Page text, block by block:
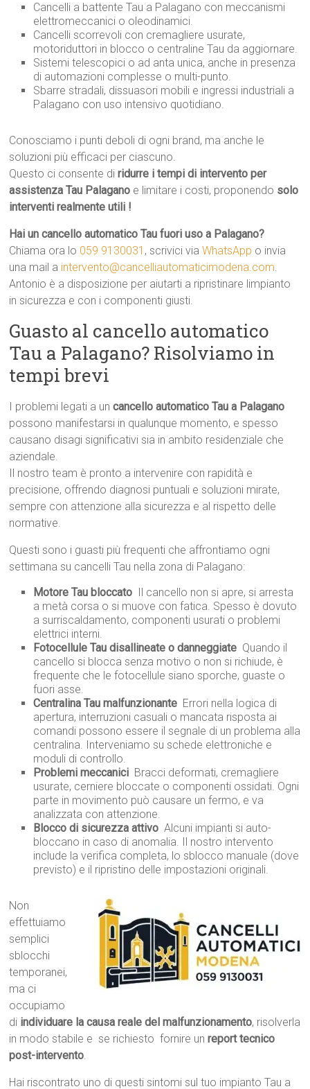
Cancelli a battente Tau a Palagano con meccanismi
elettromeccanici o oleodinamici.
Cancelli scorrevoli con cremagliere usurate,
motoriduttori in blocco o centraline Tau da aggiornare.
Sistemi telescopici o ad anta unica, anche in presenza
di automazioni complesse o multi-punto.
Sbarre stradali, dissuasori mobili e ingressi industriali a
Palagano con uso intensivo quotidiano.
Conosciamo i punti deboli di ogni brand, ma anche le
soluzioni più efficaci per ciascuno.
Questo ci consente diridurre i tempi di intervento per
assistenza Tau Palagano e limitare i costi, proponendo solo
interventi realmente utili !
Hai un cancello automatico Tau fuori uso a Palagano?
Chiama ora lo 059 9130031 , scrivici viaWhatsApp o invia
una mail a intervento@cancelliautomaticimodena.com.
Antonio è a disposizione per aiutarti a ripristinare limpianto
in sicurezza e con i componenti giusti.
Guasto al cancello automatico
Tau a Palagano? Risolviamo in
tempi brevi
I problemi legati a uncancello automatico Tau a Palagano
possono manifestarsi in qualunque momento, e spesso
causano disagi significativi sia in ambito residenziale che
aziendale.
Il nostro team è pronto a intervenire con rapidità e
precisione, offrendo diagnosi puntuali e soluzioni mirate,
sempre con attenzione alla sicurezza e al rispetto delle
normative.
Questi sono i guasti più frequenti che affrontiamo ogni
settimana su cancelli Tau nella zona di Palagano:
Motore Tau bloccato  Il cancello non si apre, si arresta
a metà corsa o si muove con fatica. Spesso è dovuto
a surriscaldamento, componenti usurati o problemi
elettrici interni.
Fotocellule Tau disallineate o danneggiate  Quando il
cancello si blocca senza motivo o non si richiude, è
frequente che le fotocellule siano sporche, guaste o
fuori asse.
Centralina Tau malfunzionante  Errori nella logica di
apertura, interruzioni casuali o mancata risposta ai
comandi possono essere il segnale di un problema alla
centralina. Interveniamo su schede elettroniche e
moduli di controllo.
Problemi meccanici  Bracci deformati, cremagliere
usurate, cerniere bloccate o componenti ossidati. Ogni
parte in movimento può causare un fermo, e va
analizzata con attenzione.
Blocco di sicurezza attivo  Alcuni impianti si auto-
bloccano in caso di anomalia. Il nostro intervento
include la verifica completa, lo sblocco manuale (dove
previsto) e il ripristino delle impostazioni originali.
Non
effettuiamo
semplici
sblocchi
temporanei,
ma ci
occupiamo
di individuare la causa reale del malfunzionamento, risolverla
in modo stabile e  se richiesto  fornire unreport tecnico
post-intervento.
Hai riscontrato uno di questi sintomi sul tuo impianto Tau a